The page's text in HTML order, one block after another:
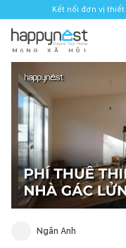
Kết nối đơn vị
M Ạ N G X Ã H Ộ I
Ngân Anh